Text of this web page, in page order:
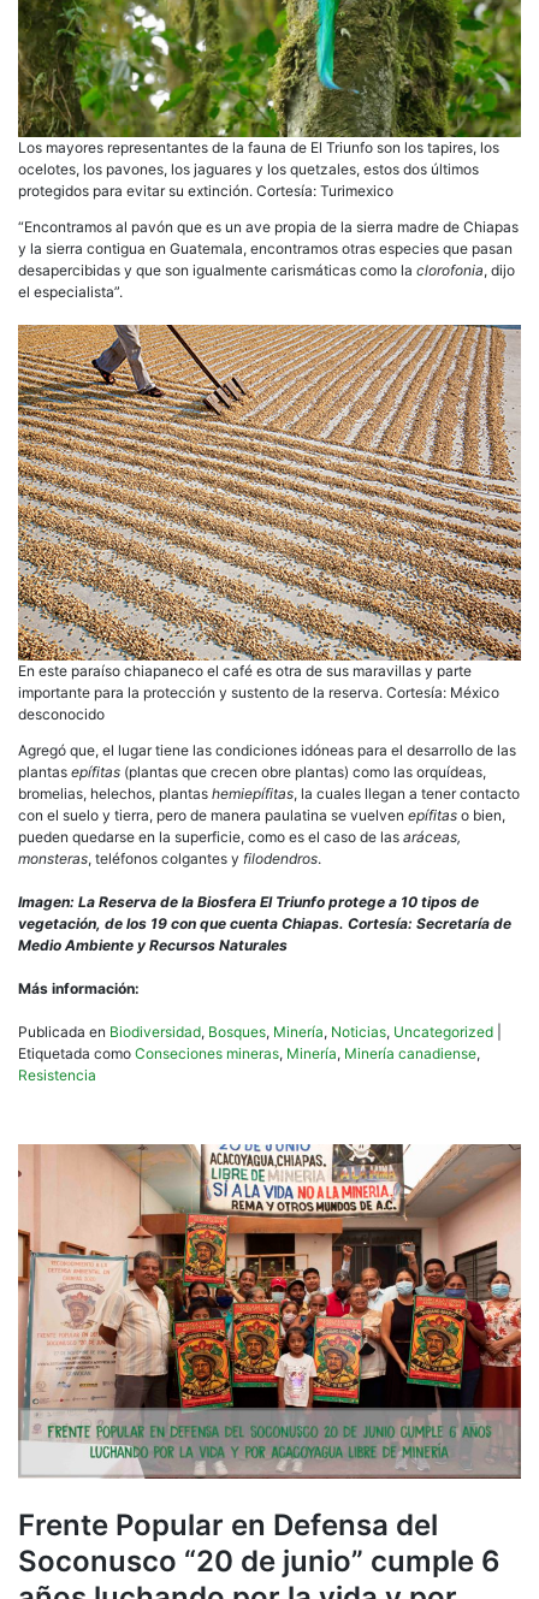
Los mayores representantes de la fauna de El Triunfo son los tapires, los
ocelotes, los pavones, los jaguares y los quetzales, estos dos últimos
protegidos para evitar su extinción. Cortesía: Turimexico
“Encontramos al pavón que es un ave propia de la sierra madre de Chiapas
y la sierra contigua en Guatemala, encontramos otras especies que pasan
desapercibidas y que son igualmente carismáticas como la clorofonia, dijo
el especialista”.
En este paraíso chiapaneco el café es otra de sus maravillas y parte
importante para la protección y sustento de la reserva. Cortesía: México
desconocido
Agregó que, el lugar tiene las condiciones idóneas para el desarrollo de las
plantas epífitas (plantas que crecen obre plantas) como las orquídeas,
bromelias, helechos, plantas hemiepífitas, la cuales llegan a tener contacto
con el suelo y tierra, pero de manera paulatina se vuelven epífitas o bien,
pueden quedarse en la superficie, como es el caso de las aráceas,
monsteras, teléfonos colgantes y filodendros.
Imagen: La Reserva de la Biosfera El Triunfo protege a 10 tipos de
vegetación, de los 19 con que cuenta Chiapas. Cortesía: Secretaría de
Medio Ambiente y Recursos Naturales
Más información:
Publicada en Biodiversidad, Bosques, Minería, Noticias, Uncategorized
Etiquetada como Conseciones mineras, Minería, Minería canadiense,
Resistencia
Frente Popular en Defensa del
Soconusco “20 de junio” cumple 6